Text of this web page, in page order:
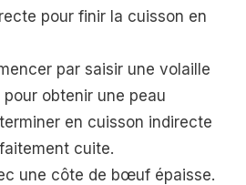
pour finir la cuisson en
par saisir une volaille
obtenir une peau
en cuisson indirecte
cuite.
une côte de bœuf épaisse.